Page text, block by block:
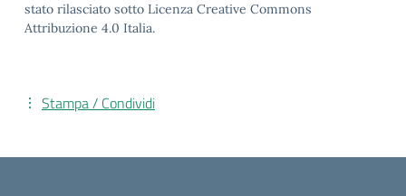
stato rilasciato sotto Licenza Creative Commons
Attribuzione 4.0 Italia.
Stampa / Condividi